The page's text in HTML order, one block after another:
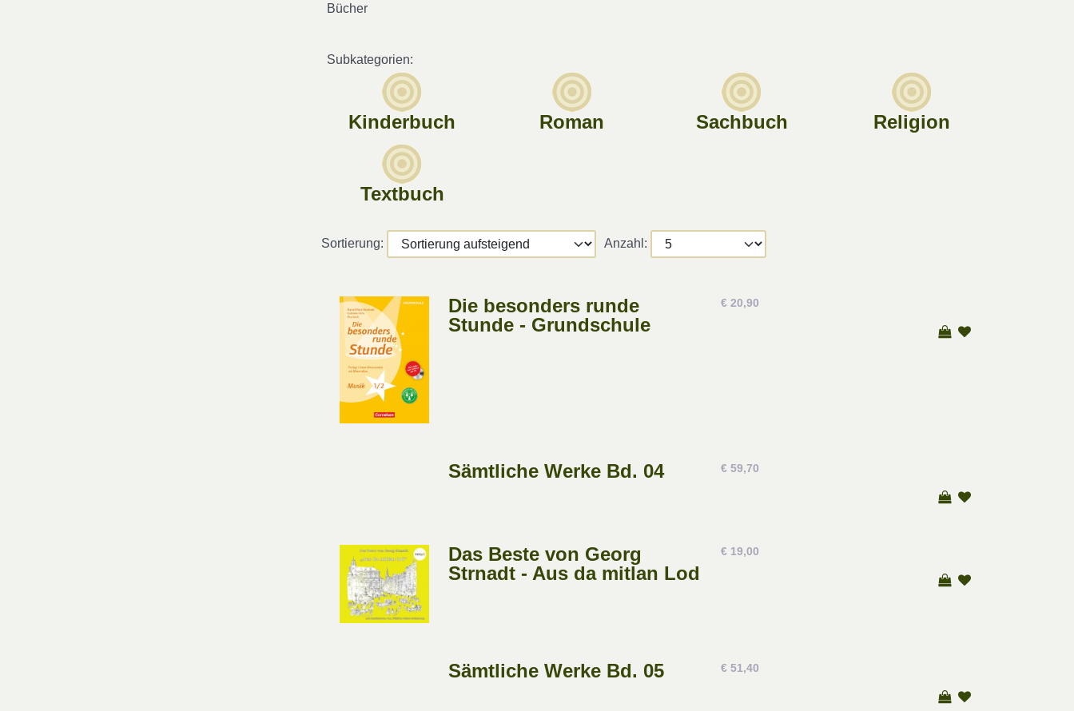
Bücher
Subkategorien:
Kinderbuch Roman Sachbuch Religion
Textbuch
Sortierung: Anzahl:
Die besonders runde
Stunde - Grundschule
€ 20,90
Sämtliche Werke Bd. 04 € 59,70
Das Beste von Georg
Strnadt - Aus da mitlan Lod
€ 19,00
Sämtliche Werke Bd. 05 € 51,40